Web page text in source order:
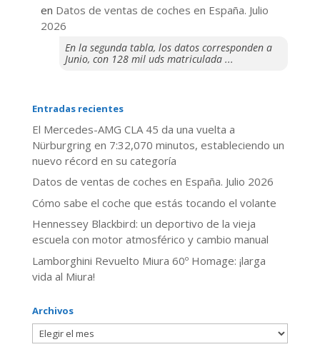
en Datos de ventas de coches en España. Julio
2026
En la segunda tabla, los datos corresponden a
Junio, con 128 mil uds matriculada ...
Entradas recientes
El Mercedes-AMG CLA 45 da una vuelta a
Nürburgring en 7:32,070 minutos, estableciendo un
nuevo récord en su categoría
Datos de ventas de coches en España. Julio 2026
​Cómo sabe el coche que estás tocando el volante
Hennessey Blackbird: un deportivo de la vieja
escuela con motor atmosférico y cambio manual
Lamborghini Revuelto Miura 60º Homage: ¡larga
vida al Miura!
Archivos